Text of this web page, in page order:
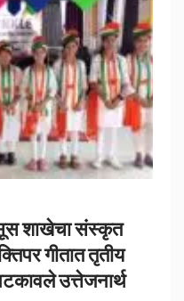
सूस शाखेचा संस्कृत
गीतात तृतीय
उत्तेजनार्थ